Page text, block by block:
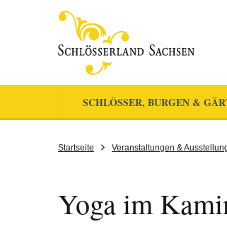
SCHLÖSSER, BURGEN &
Startseite Veranstaltungen &
Yoga im